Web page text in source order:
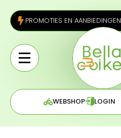
PROMOTIES EN AANBIEDINGEN
WEBSHOP LOGIN